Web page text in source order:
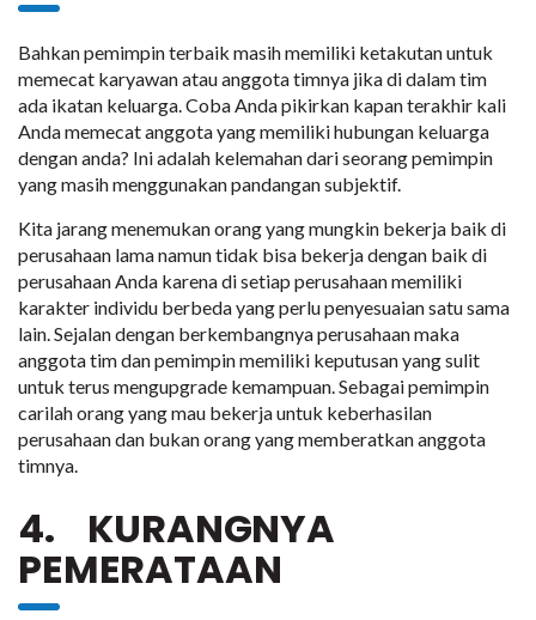
Bahkan pemimpin terbaik masih memiliki ketakutan untuk
memecat karyawan atau anggota timnya jika di dalam tim
ada ikatan keluarga. Coba Anda pikirkan kapan terakhir kali
Anda memecat anggota yang memiliki hubungan keluarga
dengan anda? Ini adalah kelemahan dari seorang pemimpin
yang masih menggunakan pandangan subjektif.
Kita jarang menemukan orang yang mungkin bekerja baik di
perusahaan lama namun tidak bisa bekerja dengan baik di
perusahaan Anda karena di setiap perusahaan memiliki
karakter individu berbeda yang perlu penyesuaian satu sama
lain. Sejalan dengan berkembangnya perusahaan maka
anggota tim dan pemimpin memiliki keputusan yang sulit
untuk terus mengupgrade kemampuan. Sebagai pemimpin
carilah orang yang mau bekerja untuk keberhasilan
perusahaan dan bukan orang yang memberatkan anggota
timnya.
4. KURANGNYA
PEMERATAAN